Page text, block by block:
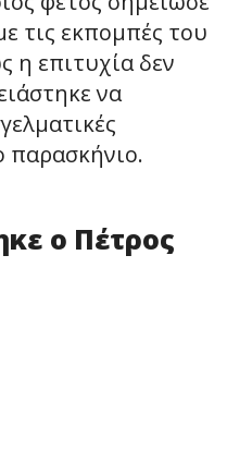
τις εκπομπές του
η επιτυχία δεν
να
παρασκήνιο.
ο Πέτρος